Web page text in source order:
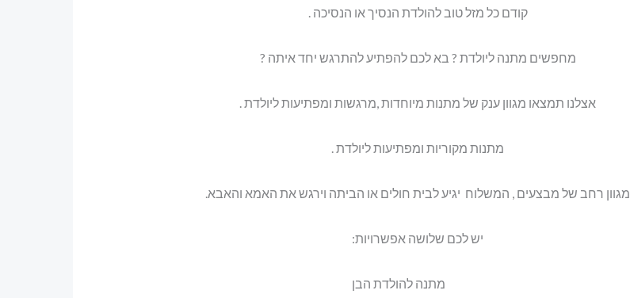
קודם כל מזל טוב להולדת הנסיך או הנסיכה .
מחפשים מתנה ליולדת ? בא לכם להפתיע להתרגש יחד איתה ?
אצלנו תמצאו מגוון ענק של מתנות מיוחדות ,מרגשות ומפתיעות ליולדת .
מתנות מקוריות ומפתיעות ליולדת .
מגוון רחב של מבצעים , המשלוח יגיע לבית חולים או הביתה וירגש את האמא והאבא.
יש לכם שלושה אפשרויות:
מתנה להולדת הבן